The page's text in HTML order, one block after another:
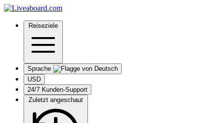
Reiseziele
Sprache
USD
24/7 Kunden-Support
Zuletzt angeschaut